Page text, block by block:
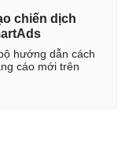
chiến dịch
hướng dẫn cách
cáo mới trên